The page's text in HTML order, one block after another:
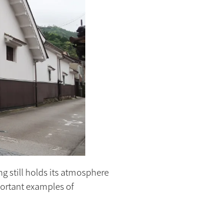
still holds its atmosphere
examples of